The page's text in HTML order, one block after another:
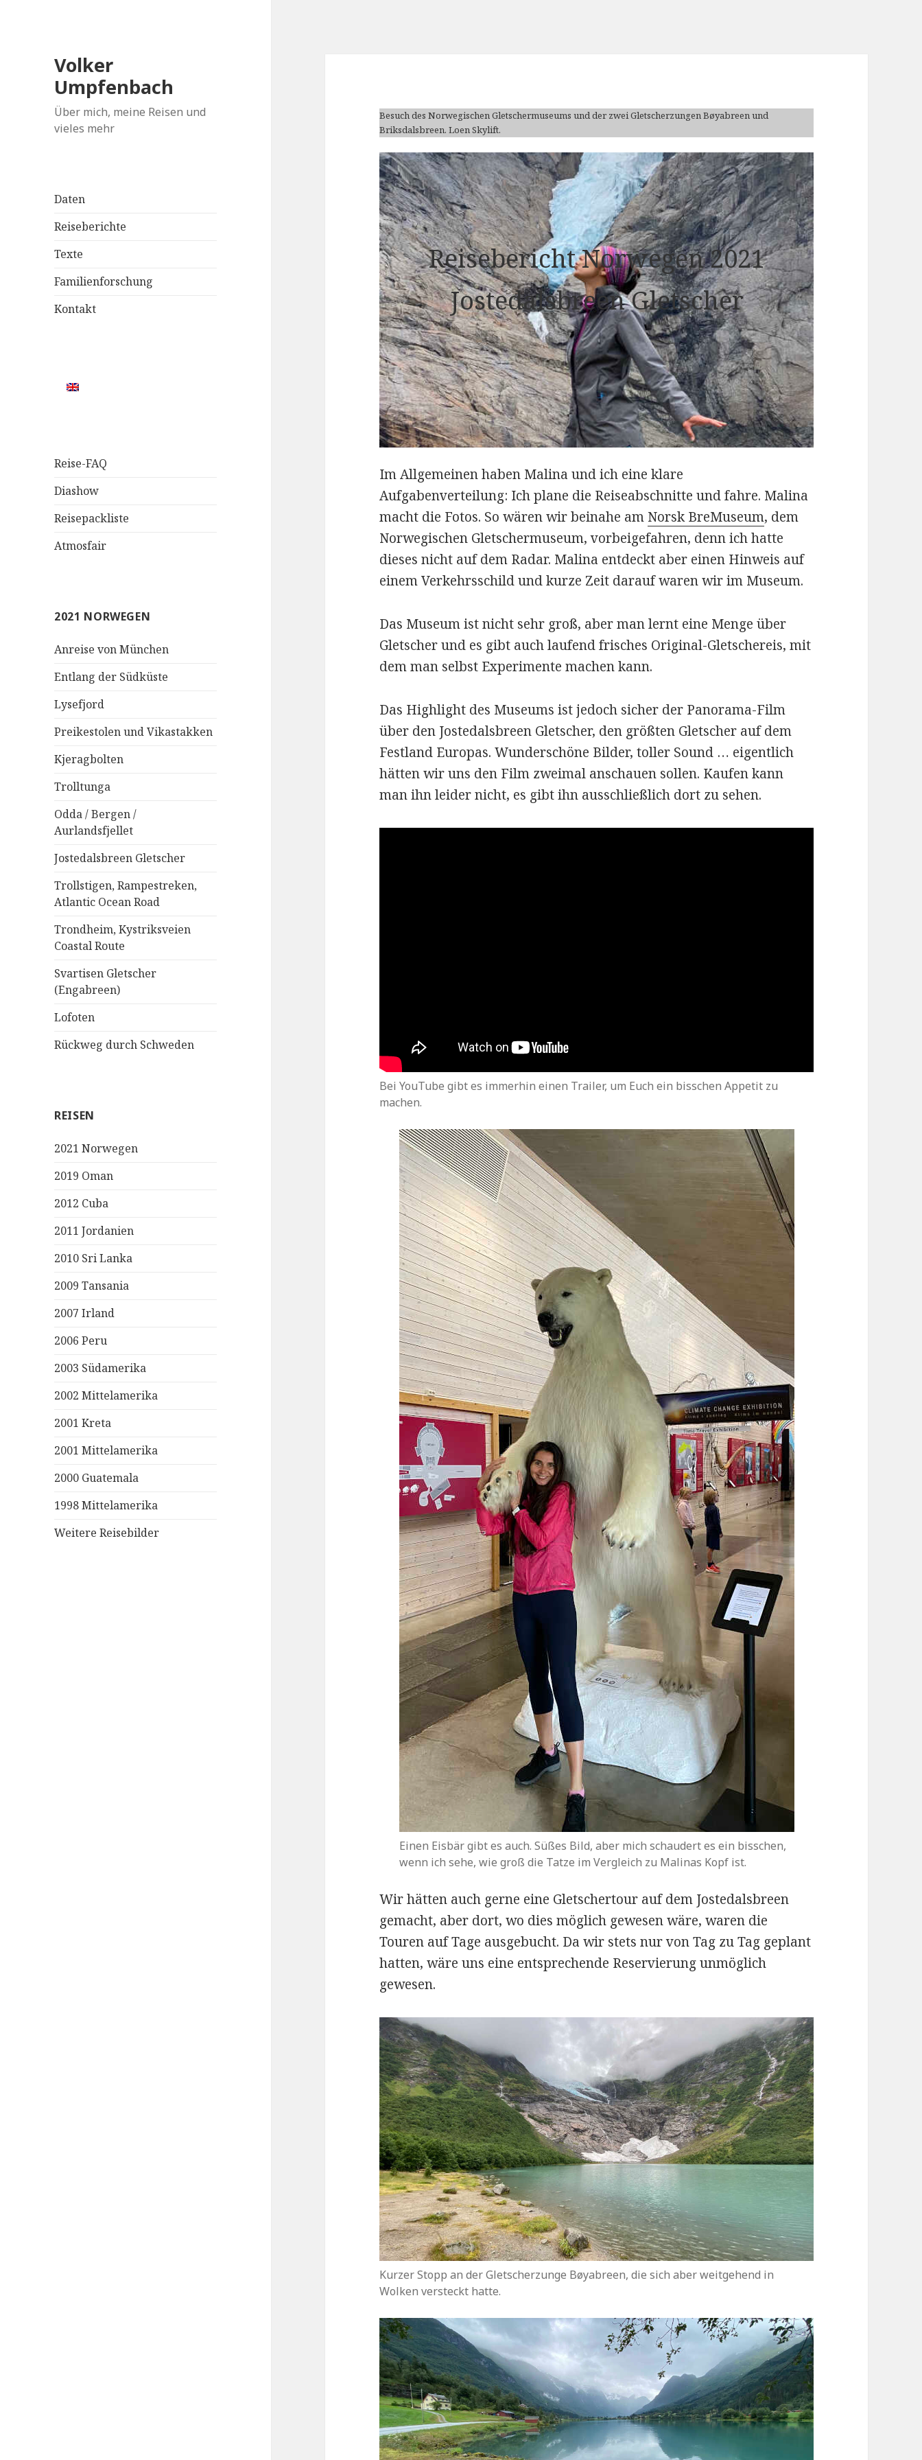
Volker
Umpfenbach
Über mich, meine Reisen und
vieles mehr
Daten
Reiseberichte
Texte
Familienforschung
Kontakt
Reise-FAQ
Diashow
Reisepackliste
Atmosfair
2021 NORWEGEN
Anreise von München
Entlang der Südküste
Lysefjord
Preikestolen und Vikastakken
Kjeragbolten
Trolltunga
Odda / Bergen /
Aurlandsfjellet
Jostedalsbreen Gletscher
Trollstigen, Rampestreken,
Atlantic Ocean Road
Trondheim, Kystriksveien
Coastal Route
Svartisen Gletscher
(Engabreen)
Lofoten
Rückweg durch Schweden
REISEN
2021 Norwegen
2019 Oman
2012 Cuba
2011 Jordanien
2010 Sri Lanka
2009 Tansania
2007 Irland
2006 Peru
2003 Südamerika
2002 Mittelamerika
2001 Kreta
2001 Mittelamerika
2000 Guatemala
1998 Mittelamerika
Weitere Reisebilder
Besuch des Norwegischen Gletschermuseums und der zwei Gletscherzungen Bøyabreen und
Briksdalsbreen. Loen Skylift.
Reise­bericht ­Norwegen 2021
Jostedalsbreen ­Gletscher
Im Allgemeinen haben Malina und ich eine klare
Aufgabenverteilung: Ich plane die Reiseabschnitte und fahre. Malina
macht die Fotos. So wären wir beinahe am Norsk BreMuseum, dem
Norwegischen Gletschermuseum, vorbeigefahren, denn ich hatte
dieses nicht auf dem Radar. Malina entdeckt aber einen Hinweis auf
einem Verkehrsschild und kurze Zeit darauf waren wir im Museum.
Das Museum ist nicht sehr groß, aber man lernt eine Menge über
Gletscher und es gibt auch laufend frisches Original-Gletschereis, mit
dem man selbst Experimente machen kann.
Das Highlight des Museums ist jedoch sicher der Panorama-Film
über den Jostedalsbreen Gletscher, den größten Gletscher auf dem
Festland Europas. Wunderschöne Bilder, toller Sound … eigentlich
hätten wir uns den Film zweimal anschauen sollen. Kaufen kann
man ihn leider nicht, es gibt ihn ausschließlich dort zu sehen.
Bei YouTube gibt es immerhin einen Trailer, um Euch ein bisschen Appetit zu
machen.
Einen Eisbär gibt es auch. Süßes Bild, aber mich schaudert es ein bisschen,
wenn ich sehe, wie groß die Tatze im Vergleich zu Malinas Kopf ist.
Wir hätten auch gerne eine Gletschertour auf dem Jostedalsbreen
gemacht, aber dort, wo dies möglich gewesen wäre, waren die
Touren auf Tage ausgebucht. Da wir stets nur von Tag zu Tag geplant
hatten, wäre uns eine entsprechende Reservierung unmöglich
gewesen.
Kurzer Stopp an der Gletscherzunge Bøyabreen, die sich aber weitgehend in
Wolken versteckt hatte.